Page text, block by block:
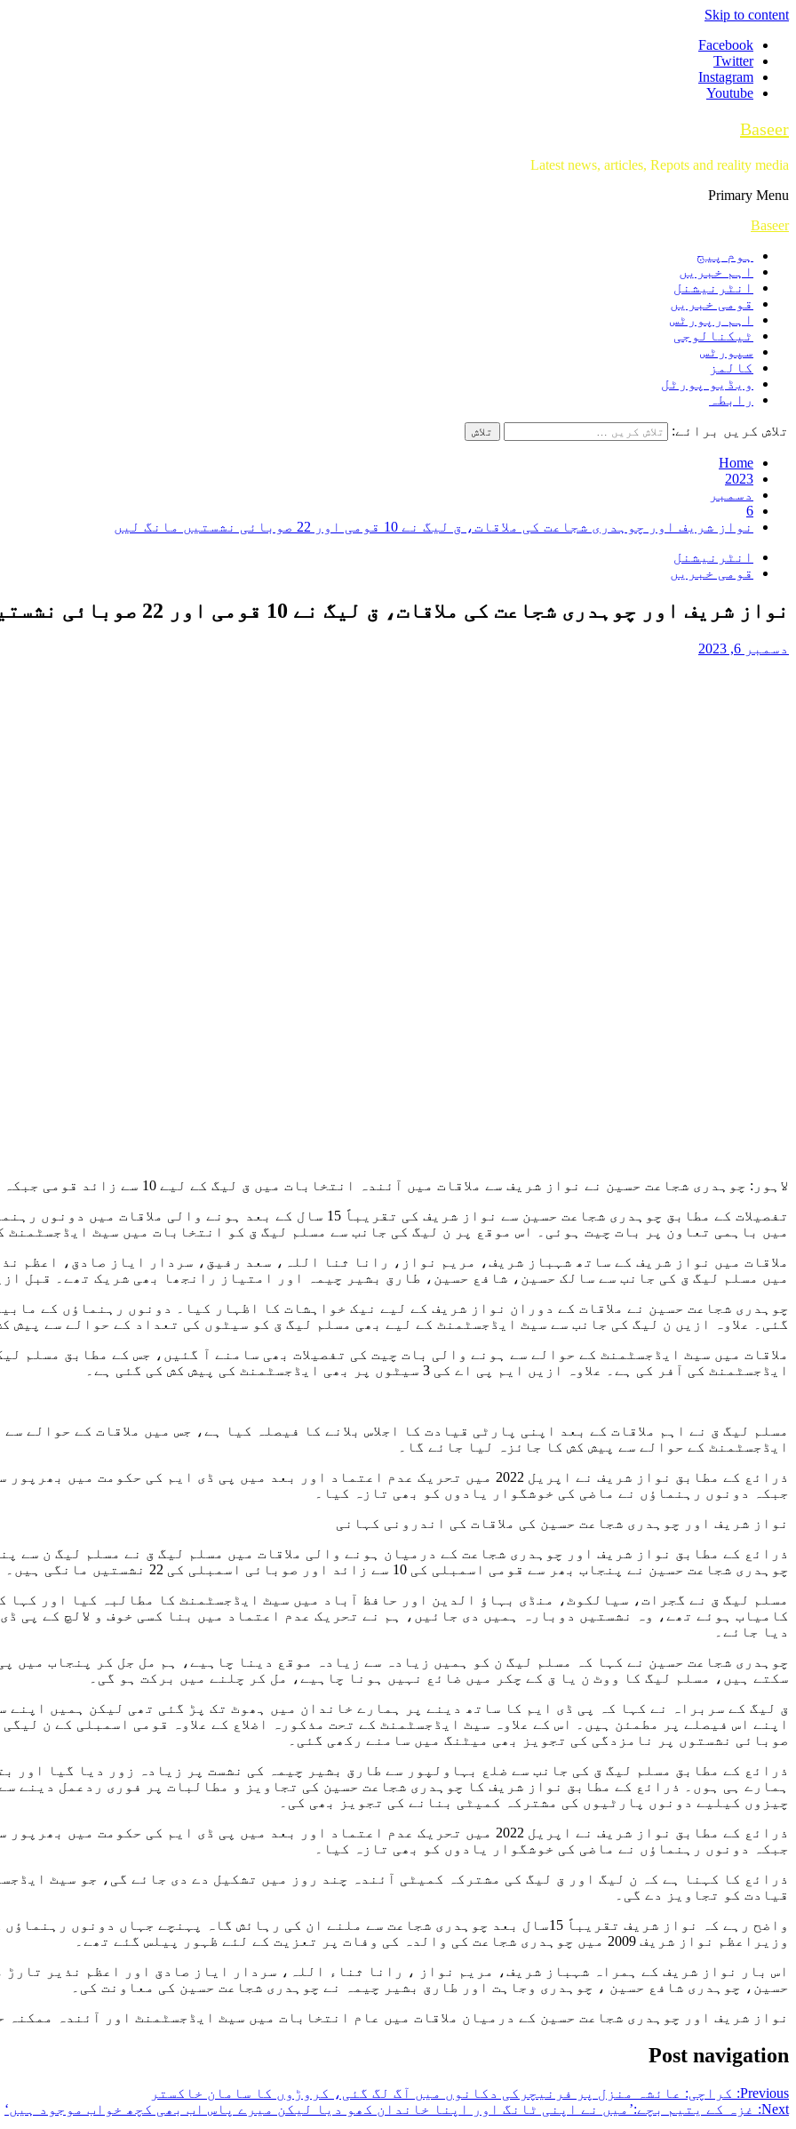
Skip to content
Facebook
Twitter
Instagram
Youtube
Baseer
Latest news, articles, Repots and reality media
Primary Menu
Baseer
ہوم پیج
اہم خبریں
انٹرنیشنل
قومی خبریں
اہم رپورٹس
ٹیکنالوجی
سپورٹس
کالمز
ویڈیو پورٹل
رابطہ
تلاش کریں برائے:
Home
2023
دسمبر
6
نواز شریف اور چوہدری شجاعت کی ملاقات، ق لیگ نے 10 قومی اور 22 صوبائی نشستیں مانگ لیں
انٹرنیشنل
قومی خبریں
نواز شریف اور چوہدری شجاعت کی ملاقات، ق لیگ نے 10 قومی اور 22 صوبائی نشستیں مانگ لیں
دسمبر 6, 2023
لاہور: چوہدری شجاعت حسین نے نواز شریف سے ملاقات میں آئندہ انتخابات میں ق لیگ کے لیے 10 سے زائد قومی جبکہ 22 صوبائی اسمبلی کی نشتیں دینے کا مطالبہ کردیا۔
تفصیلات کے مطابق چوہدری شجاعت حسین سے نواز شریف کی تقریباً 15 سال کے
میں باہمی تعاون پر بات چیت ہوئی۔ اس موقع پر ن لیگ کی جانب سے مسلم لیگ ق کو انتخابات میں سیٹ ایڈجسٹمنٹ
ملاقات میں نواز شریف کے ساتھ شہباز شریف، مریم نواز، رانا ثنا اللہ، سعد رفیق، سردار ایاز صادق، اعظم
میں مسلم لیگ ق کی جانب سے سالک حسین، شافع حسین، طارق بشیر چیمہ اور امتیاز رانجھا بھی شریک تھے۔ قبل
چوہدری شجاعت حسین نے ملاقات کے دوران نواز شریف کے لیے نیک خواہشات کا اظہار کیا۔ دونوں رہنماؤں کے
گئی۔ علاوہ ازیں ن لیگ کی جانب سے سیٹ ایڈجسٹمنٹ کے لیے بھی مسلم لیگ ق کو سیٹوں کی تعداد کے حوالے سے پیش
ایڈجسٹمنٹ کی آفر کی ہے۔ علاوہ ازیں ایم پی اے کی 3 سیٹوں پر بھی ایڈجسٹمنٹ کی پیش کش کی گئی ہے۔
مسلم لیگ ق نے اہم ملاقات کے بعد اپنی پارٹی قیادت کا اجلاس بلانے کا فیصلہ کیا ہے، جس میں ملاقات کے حوالے
ایڈجسٹمنٹ کے حوالے سے پیش کش کا جائزہ لیا جائے گا۔
ذرائع کے مطابق نواز شریف نے اپریل 2022 میں تحریک عدم اعتماد اور بعد میں پی ڈی ایم کی
جبکہ دونوں رہنماؤں نے ماضی کی خوشگوار یادوں کو بھی تازہ کیا۔
نواز شریف اور چوہدری شجاعت حسین کی ملاقات کی اندرونی کہانی
ذرائع کے مطابق نواز شریف اور چوہدری شجاعت کے درمیان ہونے والی ملاقات میں مسلم لیگ ق نے مسلم لیگ ن سے
چوہدری شجاعت حسین نے پنجاب بھر سے قومی اسمبلی کی 10 سے زائد اور صوبائی اسمبلی کی 22 نشستیں مانگی ہیں۔
کامیاب ہوئے تھے، وہ نشستیں دوبارہ ہمیں دی جائیں، ہم نے تحریک عدم اعتماد میں بنا کسی خوف و لالچ کے پی
دیا جائے۔
چوہدری شجاعت حسین نے کہا کہ مسلم لیگ ن کو ہمیں زیادہ سے زیادہ موقع دینا چاہیے، ہم مل جل کر پنجاب میں
سکتے ہیں، مسلم لیگ کا ووٹ ن یا ق کے چکر میں ضائع نہیں ہونا چاہیے، مل کر چلنے میں برکت ہو گی۔
ق لیگ کے سربراہ نے کہا کہ پی ڈی ایم کا ساتھ دینے پر ہمارے خاندان میں ہھوٹ تک پڑ گئی تھی لیکن ہمیں
اپنے اس فیصلے پر مطمئن ہیں۔ اس کے علاوہ سیٹ ایڈجسٹمنٹ کے تحت مذکورہ اضلاع کے علاوہ قومی اسمبلی کے ن
صوبائی نشستوں پر نامزدگی کی تجویز بھی میٹنگ میں سامنے رکھی گئی۔
ذرائع کے مطابق مسلم لیگ ق کی جانب سے ضلع بہاولپور سے طارق بشیر چیمہ کی نشست پر زیادہ زور دیا گیا اور
ہمارے ہی ہوں۔ ذرائع کے مطابق نواز شریف کا چوہدری شجاعت حسین کی تجاویز و مطالبات پر فوری ردعمل دینے
چیزوں کیلیے دونوں پارٹیوں کی مشترکہ کمیٹی بنانے کی تجویز بھی کی۔
ذرائع کے مطابق نواز شریف نے اپریل 2022 میں تحریک عدم اعتماد اور بعد میں پی ڈی ایم کی
جبکہ دونوں رہنماؤں نے ماضی کی خوشگوار یادوں کو بھی تازہ کیا۔
ذرائع کا کہنا ہے کہ ن لیگ اور ق لیگ کی مشترکہ کمیٹی آئندہ چند روز میں تشکیل دے دی جائے گی، جو سیٹ
قیادت کو تجاویز دے گی۔
وزیراعظم نواز شریف 2009 میں چوہدری شجاعت کی والدہ کی وفات پر تعزیت کے لئے ظہور پیلس گئے تھے۔
اس بار نواز شریف کے ہمراہ شہباز شریف، مریم نواز ، رانا ثناء اللہ، سردار ایاز صادق اور اعظم نذیر
حسین، چوہدری شافع حسین ، چوہدری وجاہت اور طارق بشیر چیمہ نے چوہدری شجاعت حسین کی معاونت کی۔
نواز شریف اور چوہدری شجاعت حسین کے درمیان ملاقات میں عام انتخابات میں سیٹ ایڈجسٹمنٹ اور آئندہ ممکنہ
Post navigation
Previous: کراچی: عائشہ منزل پر فرنیچرکی دکانوں میں آگ لگ گئی، کروڑوں کا سامان خاکستر
Next:
غزہ کے یتیم بچے:’میں نے اپنی ٹانگ اور اپنا خاندان کھو دیا لیکن میرے پاس اب بھی کچھ خواب موجود ہیں‘